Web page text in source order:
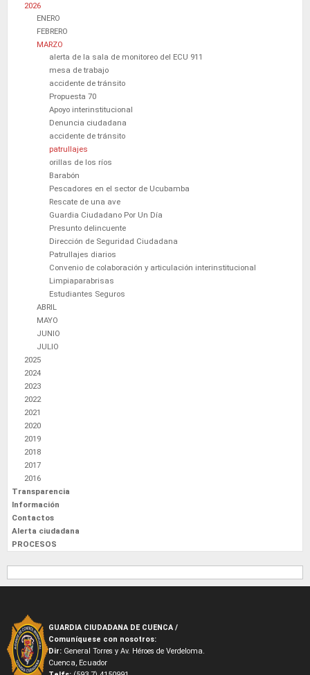
2026
ENERO
FEBRERO
MARZO
alerta de la sala de monitoreo del ECU 911
mesa de trabajo
accidente de tránsito
Propuesta 70
Apoyo interinstitucional
Denuncia ciudadana
accidente de tránsito
patrullajes
orillas de los ríos
Barabón
Pescadores en el sector de Ucubamba
Rescate de una ave
Guardia Ciudadano Por Un Día
Presunto delincuente
Dirección de Seguridad Ciudadana
Patrullajes diarios
Convenio de colaboración y articulación interinstitucional
Limpiaparabrisas
Estudiantes Seguros
ABRIL
MAYO
JUNIO
JULIO
2025
2024
2023
2022
2021
2020
2019
2018
2017
2016
Transparencia
Información
Contactos
Alerta ciudadana
PROCESOS
GUARDIA CIUDADANA DE CUENCA /
Comuníquese con nosotros:
Dir: General Torres y Av. Héroes de Verdeloma.
Cuenca, Ecuador